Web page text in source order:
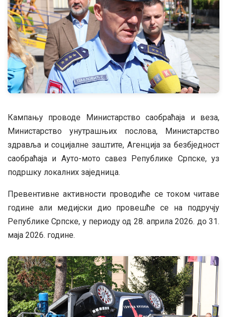
Кампању проводе Министарство саобраћаја и веза,
Министарство унутрашњих послова, Министарство
здравља и социјалне заштите, Агенција за безбједност
саобраћаја и Ауто-мото савез Републике Српске, уз
подршку локалних заједница.
Превентивне активности проводиће се током читаве
године али медијски дио провешће се на подручју
Републике Српске, у периоду од 28. априла 2026. до 31.
маја 2026. године.